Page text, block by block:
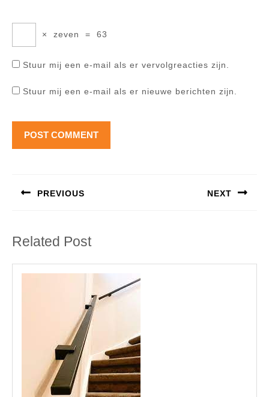
× zeven = 63
Stuur mij een e-mail als er vervolgreacties zijn.
Stuur mij een e-mail als er nieuwe berichten zijn.
PREVIOUS NEXT
Related Post